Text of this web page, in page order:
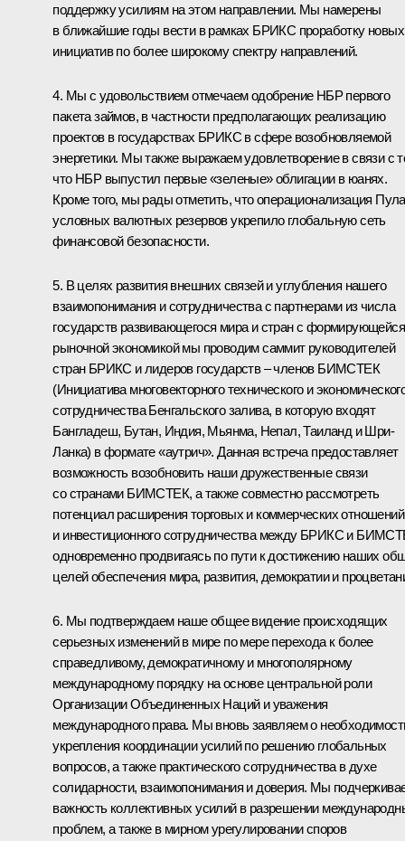
поддержку усилиям на этом направлении. Мы намерены
в ближайшие годы вести в рамках БРИКС проработку новых
инициатив по более широкому спектру направлений.
4. Мы с удовольствием отмечаем одобрение НБР первого
пакета займов, в частности предполагающих реализацию
проектов в государствах БРИКС в сфере возобновляемой
энергетики. Мы также выражаем удовлетворение в связи с
что НБР выпустил первые «зеленые» облигации в юанях.
Кроме того, мы рады отметить, что операционализация Пула
условных валютных резервов укрепило глобальную сеть
финансовой безопасности.
5. В целях развития внешних связей и углубления нашего
взаимопонимания и сотрудничества с партнерами из числа
государств развивающегося мира и стран с формирующейся
рыночной экономикой мы проводим саммит руководителей
стран БРИКС и лидеров государств – членов БИМСТЕК
(Инициатива многовекторного технического и
сотрудничества Бенгальского залива, в которую входят
Бангладеш, Бутан, Индия, Мьянма, Непал, Таиланд и Шри-
Ланка) в формате «аутрич». Данная встреча предоставляет
возможность возобновить наши дружественные связи
со странами БИМСТЕК, а также совместно рассмотреть
потенциал расширения торговых и коммерческих отношений
и инвестиционного сотрудничества между БРИКС и
одновременно продвигаясь по пути к достижению наших
целей обеспечения мира, развития, демократии и
6. Мы подтверждаем наше общее видение происходящих
серьезных изменений в мире по мере перехода к более
справедливому, демократичному и многополярному
международному порядку на основе центральной роли
Организации Объединенных Наций и уважения
международного права. Мы вновь заявляем о
укрепления координации усилий по решению глобальных
вопросов, а также практического сотрудничества в духе
солидарности, взаимопонимания и доверия. Мы
важность коллективных усилий в разрешении
проблем, а также в мирном урегулировании споров